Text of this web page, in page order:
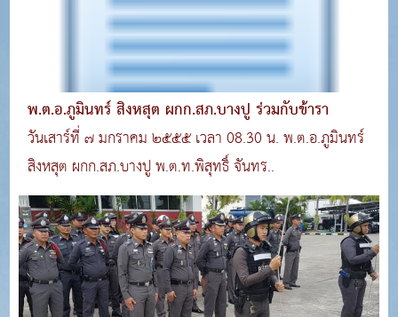
พ.ต.อ.ภูมินทร์ สิงหสุต ผกก.สภ.บางปู ร่วมกับข้ารา
วันเสาร์ที่ ๗ มกราคม ๒๕๕๕ เวลา 08.30 น. พ.ต.อ.ภูมินทร์
สิงหสุต ผกก.สภ.บางปู พ.ต.ท.พิสุทธิ์ จันทร..